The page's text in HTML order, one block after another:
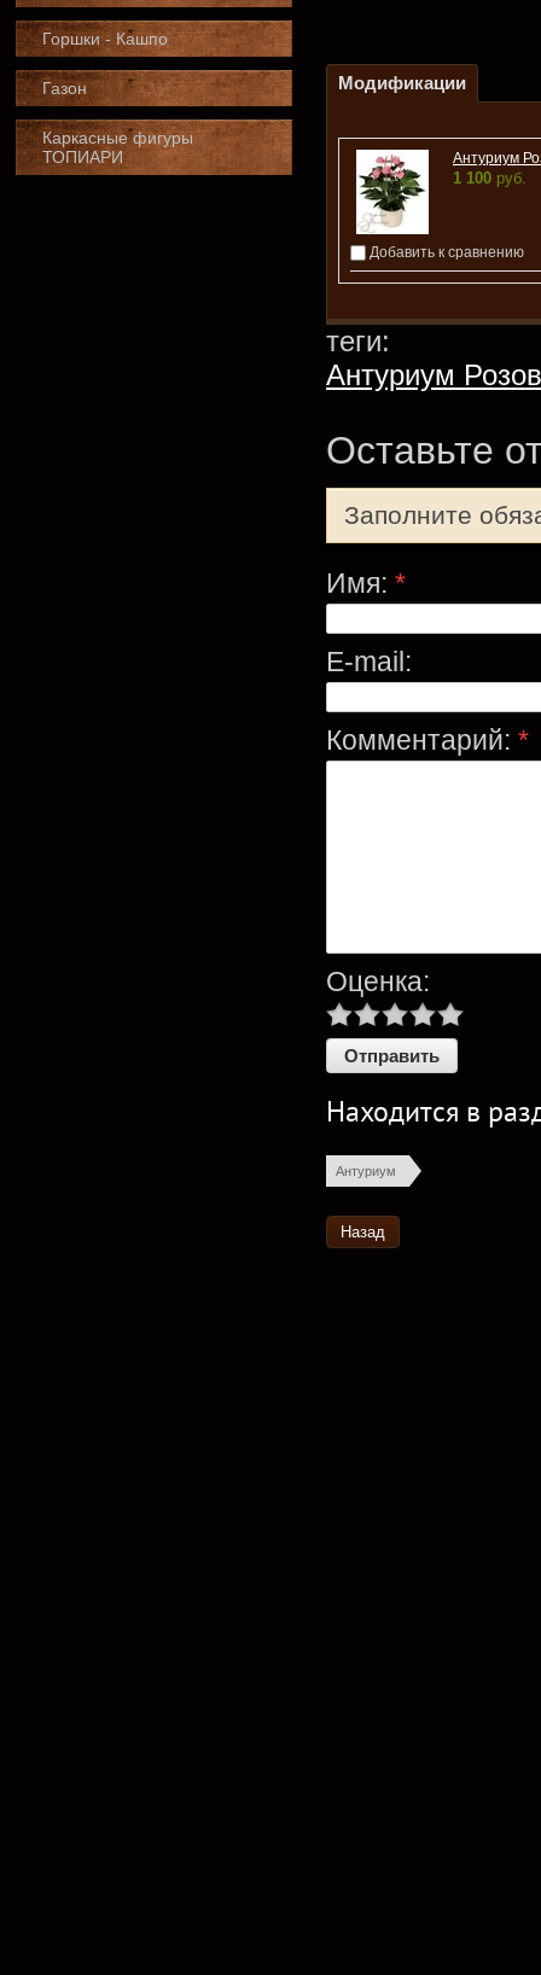
Модификации
Антуриум
1 100 руб.
Добавить к сравнению
теги:
Антуриум
Оставьте
Заполните
Имя: *
E-mail:
Комментарий: *
Оценка:
Находится в
Антуриум
Назад
Горшки - Кашпо
Газон
Каркасные фигуры
ТОПИАРИ